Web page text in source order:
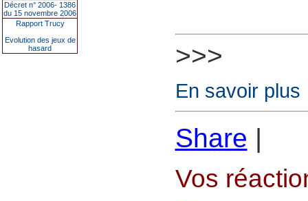
Décret n° 2006- 1386
du 15 novembre 2006
Rapport Trucy
Evolution des jeux de
hasard
>>>
En savoir plus
Share |
Vos